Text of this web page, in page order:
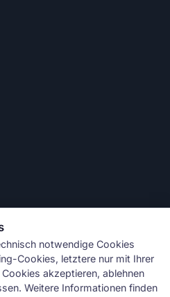
IdNr. IT11621120960 ·
notwendige Cookies
Cookies, letztere nur mit Ihrer
akzeptieren, ablehnen
Weitere Informationen finden